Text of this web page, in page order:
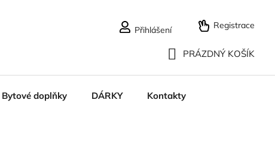
Přihlášení Registrace
KOŠÍK
PRÁZDNÝ KOŠÍK
Bytové doplňky DÁRKY Kontakty